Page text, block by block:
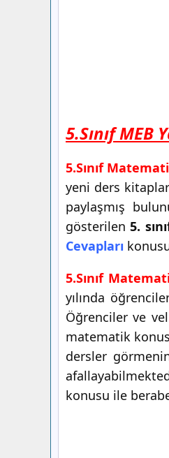
5.Sınıf MEB
5.Sınıf
yeni ders
paylaşmış
gösterilen5.
Cevapları
5.Sınıf
yılında
Öğrenciler ve
matematik
dersler
konusu ile